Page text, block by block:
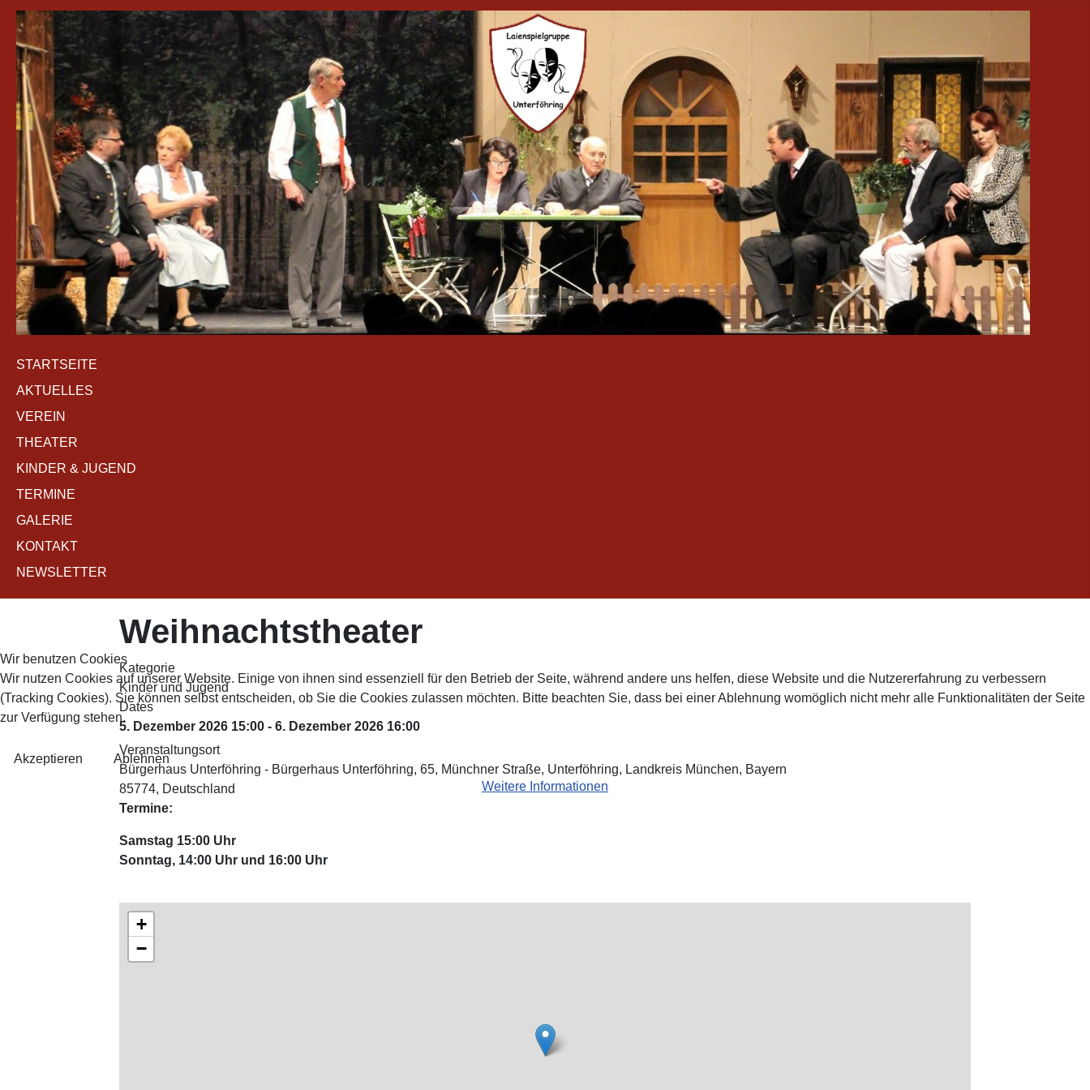
STARTSEITE
AKTUELLES
VEREIN
THEATER
KINDER & JUGEND
TERMINE
GALERIE
KONTAKT
NEWSLETTER
Weihnachtstheater
Kategorie
Kinder und Jugend
Dates
5. Dezember 2026 15:00 -6. Dezember 2026 16:00
Veranstaltungsort
Bürgerhaus Unterföhring - Bürgerhaus Unterföhring, 65, Münchner Straße, Unterföhring, Landkreis München, Bayern
85774, Deutschland
Termine:
Samstag 15:00 Uhr
Sonntag, 14:00 Uhr und 16:00 Uhr
+
−
Wir benutzen Cookies
Wir nutzen Cookies auf unserer Website. Einige von ihnen sind essenziell für den Betrieb der Seite, während andere uns helfen, diese Website und die Nutzererfahrung zu verbessern
(Tracking Cookies). Sie können selbst entscheiden, ob Sie die Cookies zulassen möchten. Bitte beachten Sie, dass bei einer Ablehnung womöglich nicht mehr alle Funktionalitäten der Seite
zur Verfügung stehen.
Akzeptieren Ablehnen
Weitere Informationen